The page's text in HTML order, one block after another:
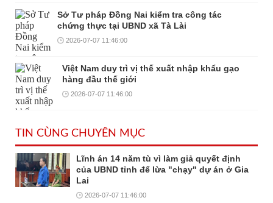
Sở Tư pháp Đồng Nai kiểm tra công tác
chứng thực tại UBND xã Tà Lài
2026-07-07 11:46:00
Việt Nam duy trì vị thế xuất nhập khẩu gạo
hàng đầu thế giới
2026-07-07 11:46:00
TIN CÙNG CHUYÊN MỤC
Lĩnh án 14 năm tù vì làm giả quyết định
của UBND tỉnh để lừa "chạy" dự án ở Gia
Lai
2026-07-07 11:46:00